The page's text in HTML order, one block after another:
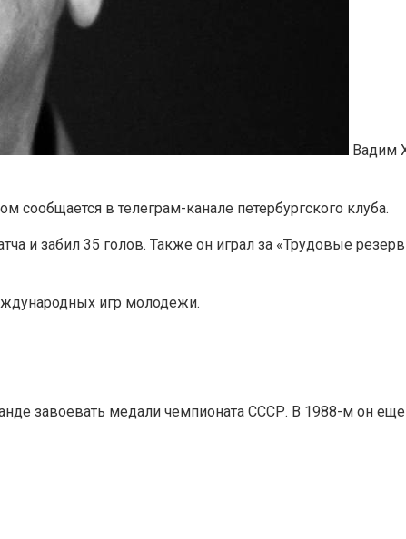
Вадим
сообщается в телеграм-канале петербургского клуба.
и забил 35 голов. Также он играл за «Трудовые
игр молодежи.
завоевать медали чемпионата СССР. В 1988-м он еще